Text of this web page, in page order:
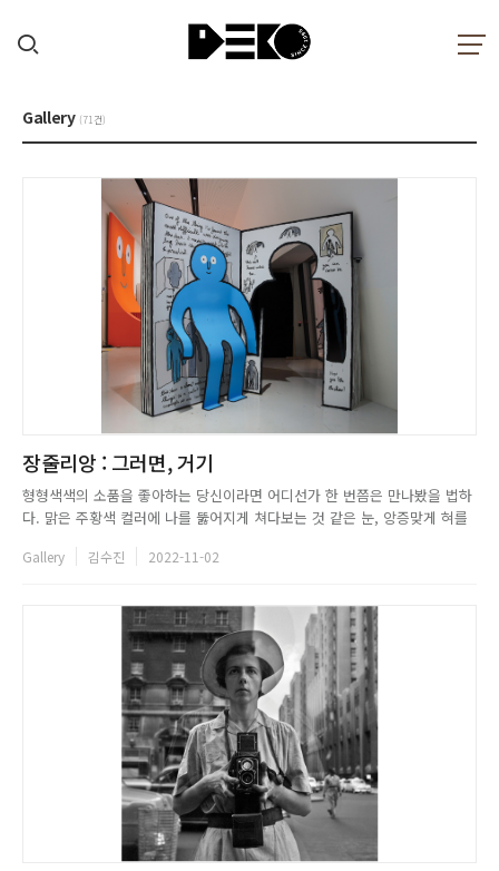
Gallery (71건)
장줄리앙 : 그러면, 거기
형형색색의 소품을 좋아하는 당신이라면 어디선가 한 번쯤은 만나봤을 법하
다. 맑은 주황색 컬러에 나를 뚫어지게 쳐다보는 것 같은 눈, 앙증맞게 혀를
면, 맞다. 바로 그의 작품이다. 단순한 그림체와 화려한 컬러감을 뽐내는 장
Gallery 김수진 2022-11-02